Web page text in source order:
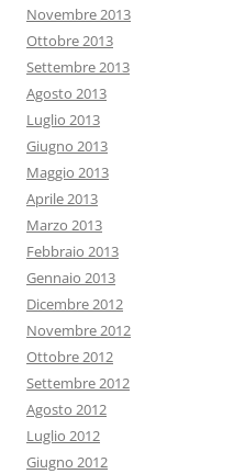
Novembre 2013
Ottobre 2013
Settembre 2013
Agosto 2013
Luglio 2013
Giugno 2013
Maggio 2013
Aprile 2013
Marzo 2013
Febbraio 2013
Gennaio 2013
Dicembre 2012
Novembre 2012
Ottobre 2012
Settembre 2012
Agosto 2012
Luglio 2012
Giugno 2012